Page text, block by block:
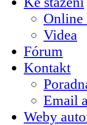
Videa
Fórum
Kontakt
Email
Weby